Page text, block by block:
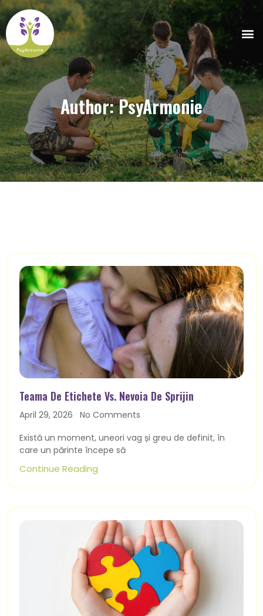
Author:PsyArmonie
Teama De Etichete Vs. Nevoia De Sprijin
April 29, 2026
No Comments
Există un moment, uneori vag și greu de definit, în
care un părinte începe să
Continue Reading